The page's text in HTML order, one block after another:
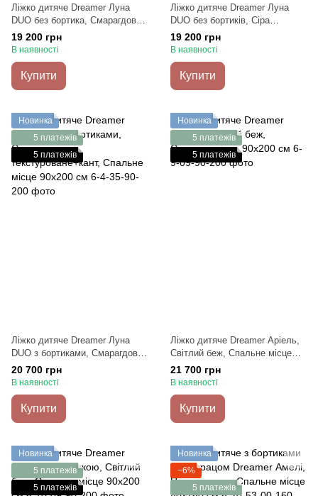
Ліжко дитяче Dreamer Луна
DUO без бортика, Смарагдове
текстуроване+кант, Спальне
місце 90х200 см
19 200 грн
В наявності
Купити
Ліжко дитяче Dreamer Луна
DUO без бортиків, Сіра
текстурована+кант, Спальне
місце 90х200 см
19 200 грн
В наявності
Купити
Новинка
5 платежів
5 платежів
Ліжко дитяче Dreamer Луна
DUO з бортиками, Смарагдове
текстуроване+кант, Спальне
місце 90х200 см
20 700 грн
В наявності
Купити
Новинка
5 платежів
5 платежів
Ліжко дитяче Dreamer Аріель,
Світлий беж, Спальне місце
90х200 см
21 700 грн
В наявності
Купити
Новинка
5 платежів
5 платежів
Новинка
−6%
5 платежів